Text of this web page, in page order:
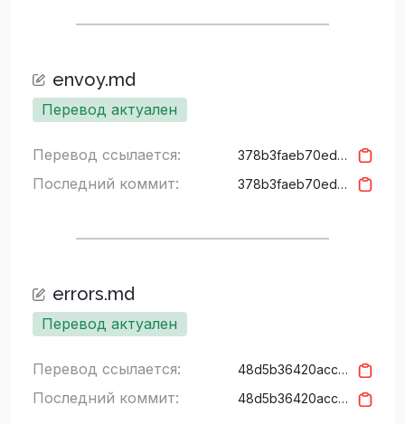
envoy.md
Перевод актуален
Перевод ссылается: 378b3faeb70edb807ac44a118e97fa616ad57ec8
Последний коммит: 378b3faeb70edb807ac44a118e97fa616ad57ec8
errors.md
Перевод актуален
Перевод ссылается: 48d5b36420accaa6ca8c5bc1cd7600c56f820e37
Последний коммит: 48d5b36420accaa6ca8c5bc1cd7600c56f820e37